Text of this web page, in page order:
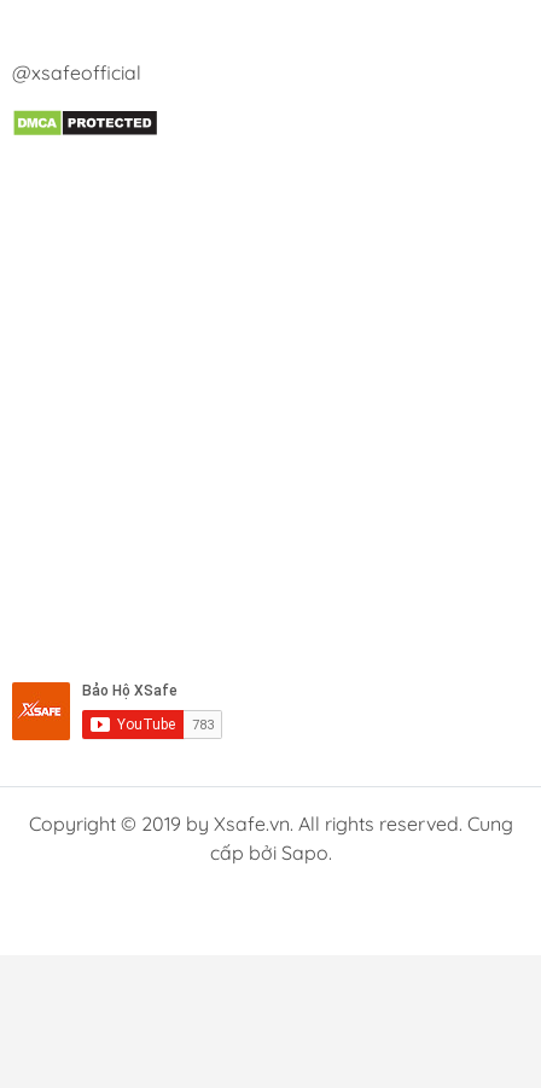
@xsafeofficial
Copyright © 2019 by Xsafe.vn. All rights reserved. Cung
cấp bởi Sapo.